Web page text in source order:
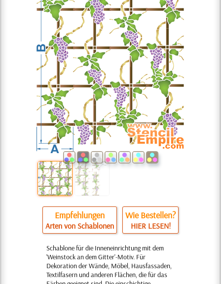
Empfehlungen
Arten von Schablonen
Wie Bestellen?
HIER LESEN!
Schablone für die Inneneinrichtung mit dem
'Weinstock an dem Gitter'-Motiv. Für
Dekoration der Wände, Möbel, Hausfassaden,
Textilfasern und anderen Flächen, die für das